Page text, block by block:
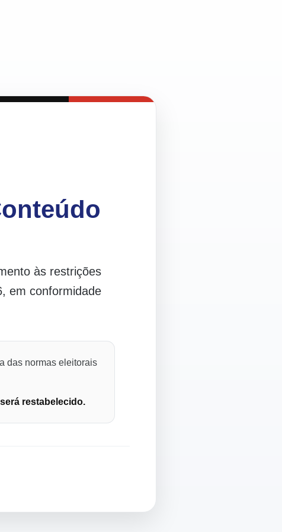
às restrições
em conformidade
das normas eleitorais
restabelecido.